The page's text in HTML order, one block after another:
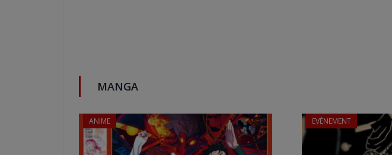
MANGA
ANIME EVÈNEMENT